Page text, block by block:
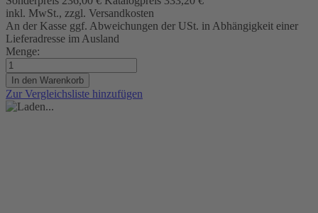
inkl. MwSt., zzgl. Versandkosten
An der Kasse ggf. Abweichungen der USt. in Abhängigkeit einer
Lieferadresse im Ausland
Menge:
In den Warenkorb
Zur Vergleichsliste hinzufügen